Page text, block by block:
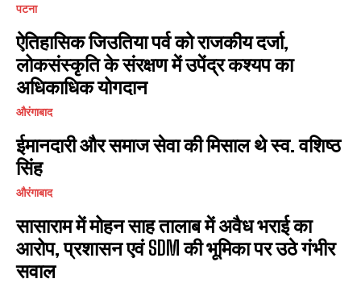
पटना
ऐतिहासिक जिउतिया पर्व को राजकीय दर्जा,
लोकसंस्कृति के संरक्षण में उपेंद्र कश्यप का
अधिकाधिक योगदान
औरंगाबाद
ईमानदारी और समाज सेवा की मिसाल थे स्व. वशिष्ठ
सिंह
औरंगाबाद
सासाराम में मोहन साह तालाब में अवैध भराई का
आरोप, प्रशासन एवं SDM की भूमिका पर उठे गंभीर
सवाल